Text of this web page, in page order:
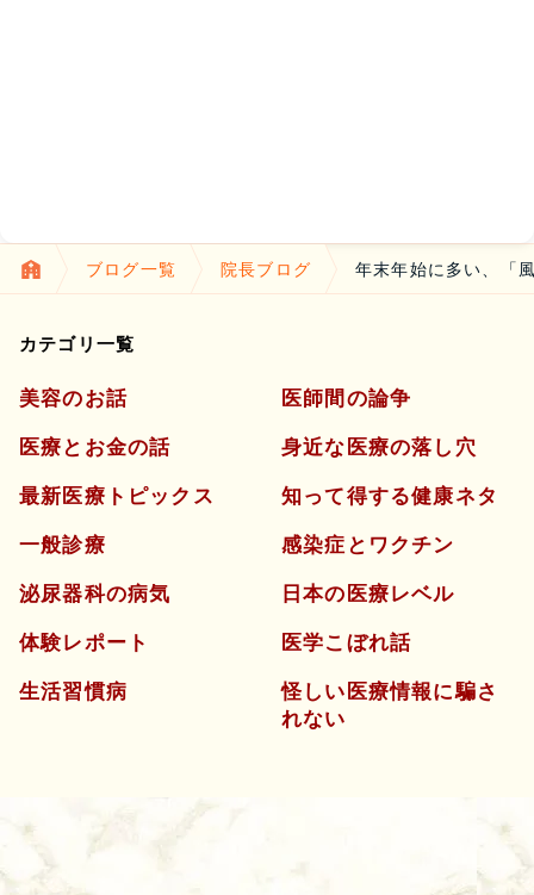
ブログ一覧 院長ブログ 年末年始に多い、「
カテゴリ一覧
美容のお話
医療とお金の話
最新医療トピックス
一般診療
泌尿器科の病気
体験レポート
生活習慣病
医師間の論争
身近な医療の落し穴
知って得する健康ネタ
感染症とワクチン
日本の医療レベル
医学こぼれ話
怪しい医療情報に騙さ
れない
新着情報
五本木クリニックについて
よくあるご質問